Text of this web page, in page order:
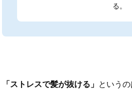
る。
「ストレスで髪が抜ける」 という